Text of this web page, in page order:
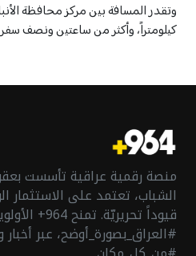
كيلومتراً، وأكثر من ساعتين ونصف
منصة رقمية عراقية تأسست
الشباب، تعتمد على الاستثمار
قيوداً تحريريّة.
#العراق_بصورة_أوضح، عبر